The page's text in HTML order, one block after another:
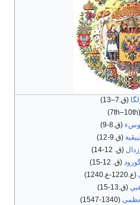
(ق.7–13)
(7th–10th)
(ق.8-9)
(ق.9-12)
(ق. 12-14)
(ق. 12-15)
(ع.1220-ع.1240)
(ق.13-15)
(1340-1547)